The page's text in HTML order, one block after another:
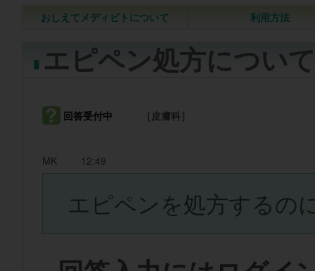
おしえてメディビトについて 利用方法
エピペン処方について
回答受付中 ［皮膚科］
MK 12:49
エピペンを処方するの